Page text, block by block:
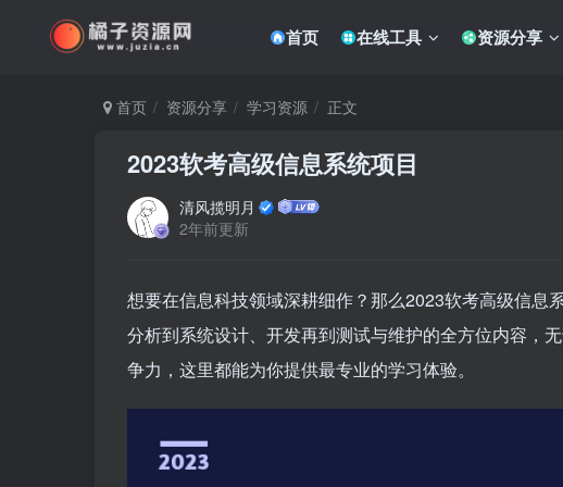
首页 在线工具 资源分享
首页 资源分享 学习资源 正文
2023软考高级信息系统项目
清风揽明月
2年前更新
想要在信息科技领域深耕细作？那么2023软考高级信息
分析到系统设计、开发再到测试与维护的全方位内容，
争力，这里都能为你提供最专业的学习体验。